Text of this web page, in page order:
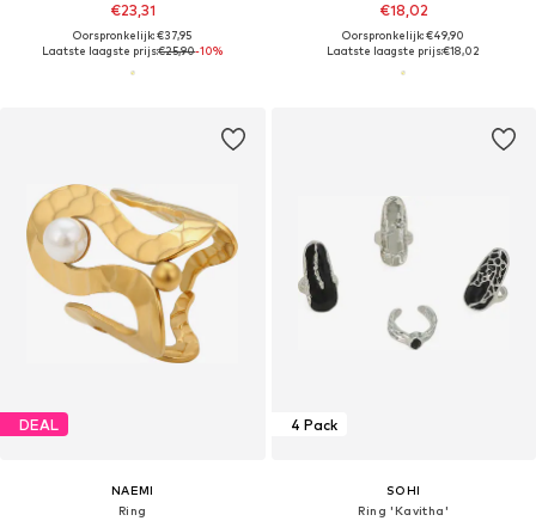
€23,31
Oorspronkelijk: €37,95
Laatste laagste prijs:€25,90-10%
€18,02
Oorspronkelijk: €49,90
Laatste laagste prijs:€18,02
DEAL
NAEMI
Ring
4 Pack
SOHI
Ring 'Kavitha'